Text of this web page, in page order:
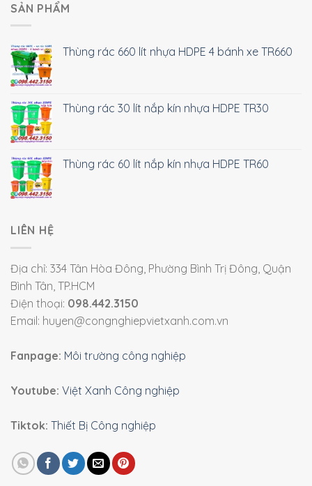
SẢN PHẨM
Thùng rác 660 lít nhựa HDPE 4 bánh xe TR660
Thùng rác 30 lít nắp kín nhựa HDPE TR30
Thùng rác 60 lít nắp kín nhựa HDPE TR60
LIÊN HỆ
Địa chỉ: 334 Tân Hòa Đông, Phường Bình Trị Đông, Quận
Bình Tân, TP.HCM
Điện thoại: 098.442.3150
Email: huyen@congnghiepvietxanh.com.vn
Fanpage: Môi trường công nghiệp
Youtube: Việt Xanh Công nghiệp
Tiktok: Thiết Bị Công nghiệp